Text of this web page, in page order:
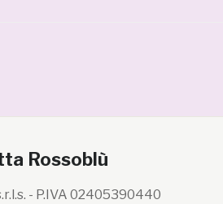
Rossoblù
- P.IVA 02405390440